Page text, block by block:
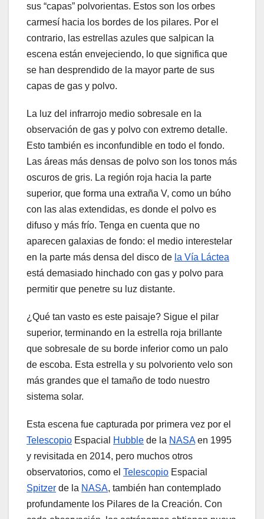
sus “capas” polvorientas. Estos son los orbes
carmesí hacia los bordes de los pilares. Por el
contrario, las estrellas azules que salpican la
escena están envejeciendo, lo que significa que
se han desprendido de la mayor parte de sus
capas de gas y polvo.
La luz del infrarrojo medio sobresale en la
observación de gas y polvo con extremo detalle.
Esto también es inconfundible en todo el fondo.
Las áreas más densas de polvo son los tonos más
oscuros de gris. La región roja hacia la parte
superior, que forma una extraña V, como un búho
con las alas extendidas, es donde el polvo es
difuso y más frío. Tenga en cuenta que no
aparecen galaxias de fondo: el medio interestelar
en la parte más densa del disco de la Vía Láctea
está demasiado hinchado con gas y polvo para
permitir que penetre su luz distante.
¿Qué tan vasto es este paisaje? Sigue el pilar
superior, terminando en la estrella roja brillante
que sobresale de su borde inferior como un palo
de escoba. Esta estrella y su polvoriento velo son
más grandes que el tamaño de todo nuestro
sistema solar.
Esta escena fue capturada por primera vez por el
Telescopio Espacial Hubble de la NASAen 1995
y revisitada en 2014, pero muchos otros
observatorios, como el Telescopio Espacial
Spitzer de la NASA, también han contemplado
profundamente los Pilares de la Creación. Con